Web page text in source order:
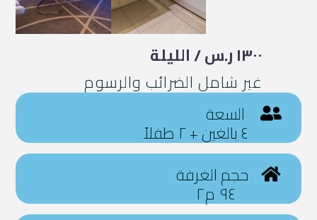
١٣٠٠ ر.س / الليلة
غير شامل الضرائب والرسوم
السعة
حجم الغرفة